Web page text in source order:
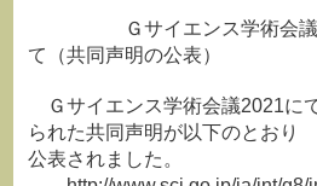
Ｇサイエンス学術会議
て（共同声明の公表）
Ｇサイエンス学術会議2021に
られた共同声明が以下のとおり
公表されました。